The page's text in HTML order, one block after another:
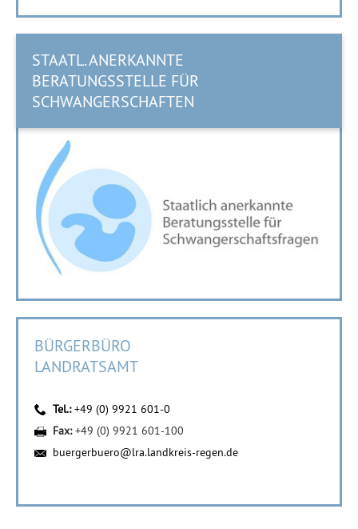
STAATL. ANERKANNTE
BERATUNGSSTELLE FÜR
SCHWANGERSCHAFTEN
BÜRGERBÜRO
LANDRATSAMT
Tel.:+49 (0) 9921 601-0
Fax:+49 (0) 9921 601-100
buergerbuero@lra.landkreis-regen.de